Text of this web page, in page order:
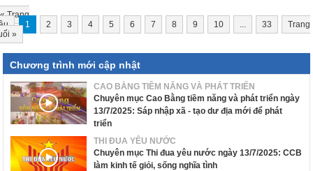
«Trang
1 2 3 4 5 6 7 8 9 10 33
Trang
»
Chương trình mới cập nhật
CAO BẰNG TIỀM NĂNG VÀ PHÁT TRIỂN
Chuyên mục Cao Bằng tiềm năng và phát triển ngày
13/7/2025: Sáp nhập xã - tạo dư địa mới để phát
triển
THI ĐUA YÊU NƯỚC
Chuyên mục Thi đua yêu nước ngày 13/7/2025: CCB
làm kinh tế giỏi, sống nghĩa tình